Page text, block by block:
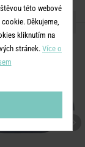
této webové
Děkujeme,
kliknutím na
stránek. Více o